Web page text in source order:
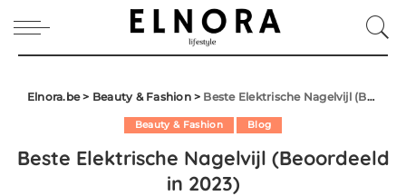
Elnora.be> Beauty & Fashion> Beste Elektrische Nagelvijl (Beoordeeld in 2023)
Beauty & Fashion Blog
Beste Elektrische Nagelvijl (Beoordeeld
in 2023)